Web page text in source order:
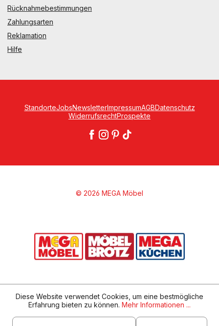
Rücknahmebestimmungen
Zahlungsarten
Reklamation
Hilfe
StandorteJobsNewsletterImpressumAGBDatenschutz
WiderrufsrechtProspekte
© 2026 MEGA Möbel
Diese Website verwendet Cookies, um eine bestmögliche
Erfahrung bieten zu können. Mehr Informationen ...